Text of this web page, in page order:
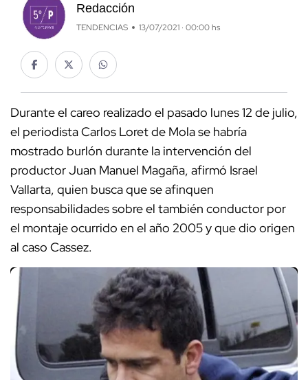
Redacción
TENDENCIAS 13/07/2021 · 00:00 hs
Durante el careo realizado el pasado lunes 12 de julio,
el periodista Carlos Loret de Mola se habría
mostrado burlón durante la intervención del
productor Juan Manuel Magaña, afirmó Israel
Vallarta, quien busca que se afinquen
responsabilidades sobre el también conductor por
el montaje ocurrido en el año 2005 y que dio origen
al caso Cassez.